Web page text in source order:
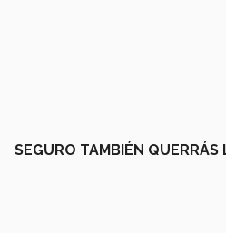
SEGURO TAMBIÉN QUERRÁS